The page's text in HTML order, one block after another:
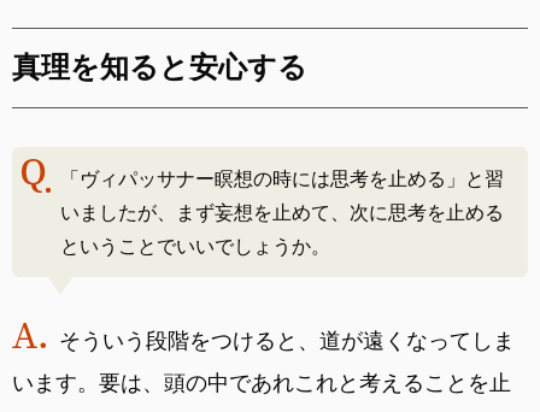
真理を知ると安心する
「ヴィパッサナー瞑想の時には思考を止める」と習
いましたが、まず妄想を止めて、次に思考を止める
ということでいいでしょうか。
そういう段階をつけると、道が遠くなってしま
います。要は、頭の中であれこれと考えることを止